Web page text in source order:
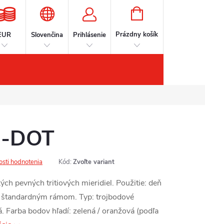
Slovenčina Prihlásenie
NÁKUPNÝ
Prázdny košík
DOT
hodnotenia Kód: Zvoľte variant
pevných tritiových mieridiel. Použitie: deň
rámom. Typ: trojbodové
Farba bodov hľadí: zelená / oranžová (podľa